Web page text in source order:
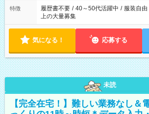
特徴 履歴書不要 / 40～50代活躍中 / 服装自由
上の大量募集
気になる！ 応募する
未読
【完全在宅！】難しい業務なし＆